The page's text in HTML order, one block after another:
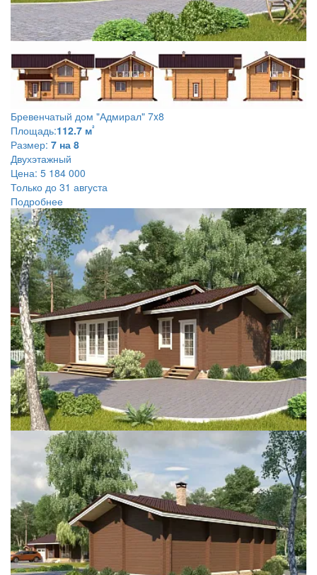
Бревенчатый дом "Адмирал" 7x8
Площадь:112.7 м²
Размер: 7 на 8
Двухэтажный
Цена: 5 184 000
Только до 31 августа
Подробнее